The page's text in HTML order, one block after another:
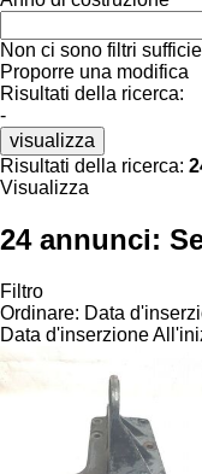
Non ci sono filtri
Proporre una modifica
Risultati della ricerca:
-
visualizza
Risultati della ricerca:
Visualizza
24 annunci:
Filtro
Ordinare: Data
Data d'inserzione